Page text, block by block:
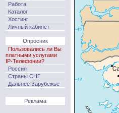
Работа
Каталог
Хостинг
Личный кабинет
Опросник
Пользовались ли Вы
платными услугами
IP-Телефонии?
Россия
Страны СНГ
Дальнее Зарубежье
Реклама